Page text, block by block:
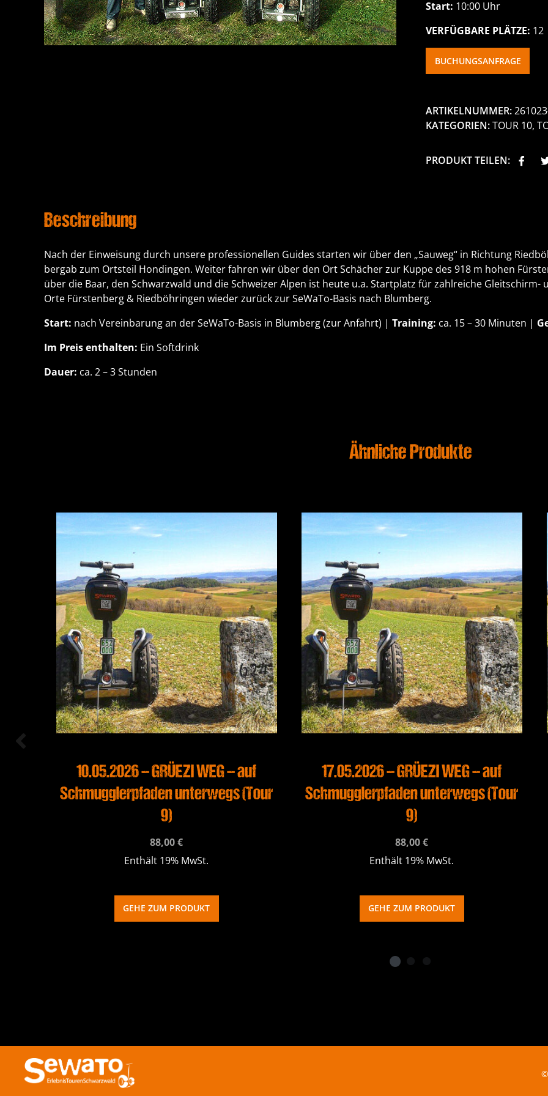
Start: 10:00 Uhr
VERFÜGBARE PLÄTZE: 12
BUCHUNGSANFRAGE
ARTIKELNUMMER:
KATEGORIEN:TOUR 10,
PRODUKT TEILEN:
Beschreibung
Nach der Einweisung durch unsere professionellen Guides starten wir über den „Sauweg“ in Richtung
bergab zum Ortsteil Hondingen. Weiter fahren wir über den Ort Schächer zur Kuppe des 918 m hohen
über die Baar, den Schwarzwald und die Schweizer Alpen ist heute u.a. Startplatz für zahlreiche
Orte Fürstenberg & Riedböhringen wieder zurück zur SeWaTo-Basis nach Blumberg.
Start: nach Vereinbarung an der SeWaTo-Basis in Blumberg (zur Anfahrt) | Training: ca. 15 – 30 Minuten |
Im Preis enthalten: Ein Softdrink
Dauer: ca. 2 – 3 Stunden
Ähnliche Produkte
10.05.2026 – GRÜEZI WEG – auf
Schmugglerpfaden unterwegs (Tour
9)
88,00€
Enthält 19% MwSt.
GEHE ZUM PRODUKT
17.05.2026 – GRÜEZI WEG – auf
Schmugglerpfaden unterwegs (Tour
9)
88,00€
Enthält 19% MwSt.
GEHE ZUM PRODUKT
©